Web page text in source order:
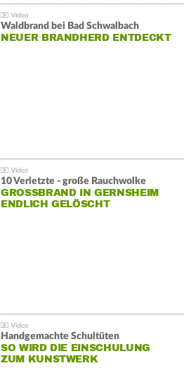
Waldbrand bei Bad Schwalbach
NEUER BRANDHERD ENTDECKT
10 Verletzte - große Rauchwolke
GROSSBRAND IN GERNSHEIM E
NDLICH GELÖSCHT
Handgemachte Schultüten
SO WIRD DIE EINSCHULUNG
ZUM KUNSTWERK